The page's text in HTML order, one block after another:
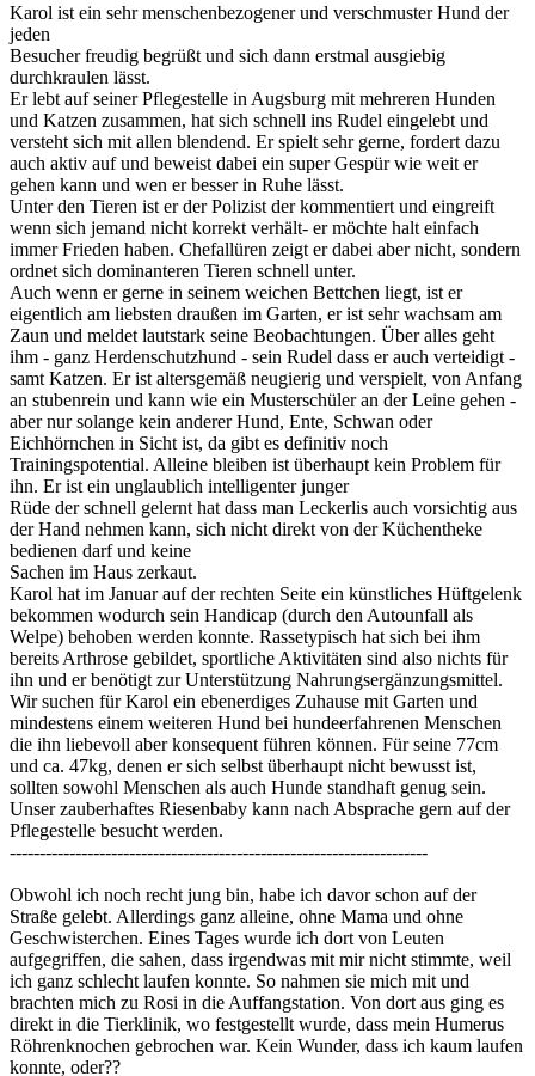
Karol ist ein sehr menschenbezogener und verschmuster Hund der
jeden
Besucher freudig begrüßt und sich dann erstmal ausgiebig
durchkraulen lässt.
Er lebt auf seiner Pflegestelle in Augsburg mit mehreren Hunden
und Katzen zusammen, hat sich schnell ins Rudel eingelebt und
versteht sich mit allen blendend. Er spielt sehr gerne, fordert dazu
auch aktiv auf und beweist dabei ein super Gespür wie weit er
gehen kann und wen er besser in Ruhe lässt.
Unter den Tieren ist er der Polizist der kommentiert und eingreift
wenn sich jemand nicht korrekt verhält- er möchte halt einfach
immer Frieden haben. Chefallüren zeigt er dabei aber nicht, sondern
ordnet sich dominanteren Tieren schnell unter.
Auch wenn er gerne in seinem weichen Bettchen liegt, ist er
eigentlich am liebsten draußen im Garten, er ist sehr wachsam am
Zaun und meldet lautstark seine Beobachtungen. Über alles geht
ihm - ganz Herdenschutzhund - sein Rudel dass er auch verteidigt -
samt Katzen. Er ist altersgemäß neugierig und verspielt, von Anfang
an stubenrein und kann wie ein Musterschüler an der Leine gehen -
aber nur solange kein anderer Hund, Ente, Schwan oder
Eichhörnchen in Sicht ist, da gibt es definitiv noch
Trainingspotential. Alleine bleiben ist überhaupt kein Problem für
ihn. Er ist ein unglaublich intelligenter junger
Rüde der schnell gelernt hat dass man Leckerlis auch vorsichtig aus
der Hand nehmen kann, sich nicht direkt von der Küchentheke
bedienen darf und keine
Sachen im Haus zerkaut.
Karol hat im Januar auf der rechten Seite ein künstliches Hüftgelenk
bekommen wodurch sein Handicap (durch den Autounfall als
Welpe) behoben werden konnte. Rassetypisch hat sich bei ihm
bereits Arthrose gebildet, sportliche Aktivitäten sind also nichts für
ihn und er benötigt zur Unterstützung Nahrungsergänzungsmittel.
Wir suchen für Karol ein ebenerdiges Zuhause mit Garten und
mindestens einem weiteren Hund bei hundeerfahrenen Menschen
die ihn liebevoll aber konsequent führen können. Für seine 77cm
und ca. 47kg, denen er sich selbst überhaupt nicht bewusst ist,
sollten sowohl Menschen als auch Hunde standhaft genug sein.
Unser zauberhaftes Riesenbaby kann nach Absprache gern auf der
Pflegestelle besucht werden.
----------------------------------------------------------------------
Obwohl ich noch recht jung bin, habe ich davor schon auf der
Straße gelebt. Allerdings ganz alleine, ohne Mama und ohne
Geschwisterchen. Eines Tages wurde ich dort von Leuten
aufgegriffen, die sahen, dass irgendwas mit mir nicht stimmte, weil
ich ganz schlecht laufen konnte. So nahmen sie mich mit und
brachten mich zu Rosi in die Auffangstation. Von dort aus ging es
direkt in die Tierklinik, wo festgestellt wurde, dass mein Humerus
Röhrenknochen gebrochen war. Kein Wunder, dass ich kaum laufen
konnte, oder??